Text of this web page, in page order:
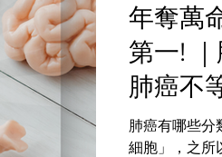
物，研判是肺
肺腫塊已消
了心導管並裝
情況（肺部同
色痰，在做了
染，也沒有腫
誠20年前曾
年奪萬
第一!
肺癌不
展 (下
肺癌有哪些分
細胞」，之所